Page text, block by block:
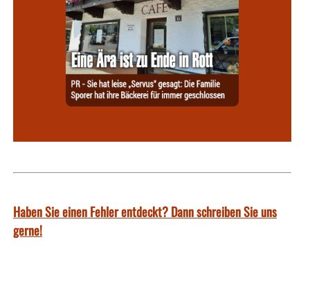
Haben Sie einen Fehler entdeckt? Dann schreiben Sie uns
gerne!